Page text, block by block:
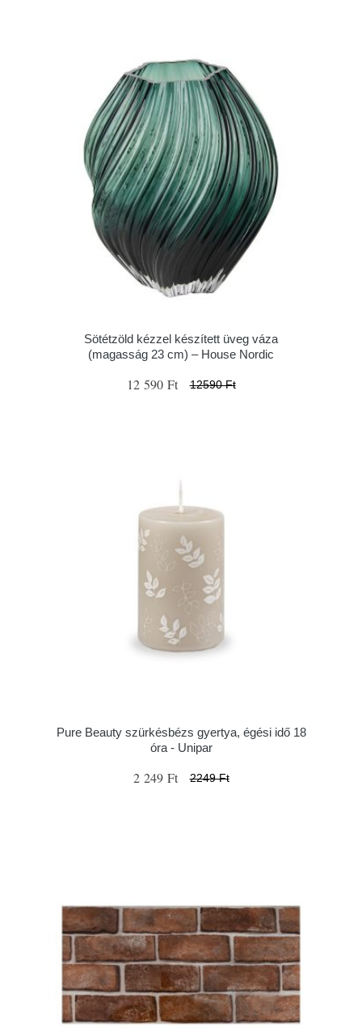
Sötétzöld kézzel készített üveg váza
(magasság 23 cm) – House Nordic
12 590 Ft 12590 Ft
Pure Beauty szürkésbézs gyertya, égési idő 18
óra - Unipar
2 249 Ft 2249 Ft